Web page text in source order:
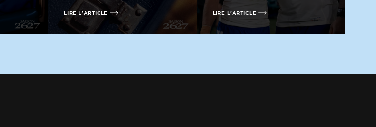
LIRE L'ARTICLE LIRE L'ARTICLE